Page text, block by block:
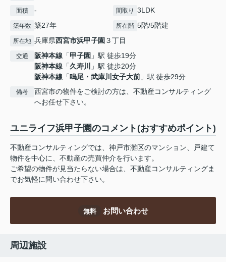
面積 - 間取り 3LDK
築年数 築27年 所在階 5階/5階建
所在地 兵庫県西宮市浜甲子園 ３丁目
交通 阪神本線 「甲子園 」駅 徒歩19分
阪神本線 「久寿川
」駅 徒歩20分
阪神本線 「鳴尾・武庫川女子大前 」駅 徒歩29分
備考
西宮市の物件をご検討の方は、不動産コンサルティング
へお任せ下さい。
ユニライフ浜甲子園のコメント(おすすめポイント)
不動産コンサルティングでは、神戸市灘区のマンション、戸建て
物件を中心に、不動産の売買仲介を行います。
ご希望の物件が見当たらない場合は、不動産コンサルティングま
でお気軽に問い合わせ下さい。
無料 お問い合わせ
周辺施設